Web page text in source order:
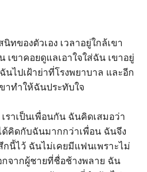
ทของตัวเอง เวลาอยู่ใกล้เขา
เขาคอยดูแลเอาใจใส่ฉัน เขาอยู่
นไปเฝ้าย่าที่โรงพยาบาล และอีก
าทำให้ฉันประทับใจ
ราเป็นเพื่อนกัน ฉันคิดเสมอว่า
ด้คิดกับฉันมากกว่าเพื่อน ฉันจึง
นี้ไว้ ฉันไม่เคยมีแฟนเพราะไม่
กจากผู้ชายที่ชื่อช้างพลาย ฉัน